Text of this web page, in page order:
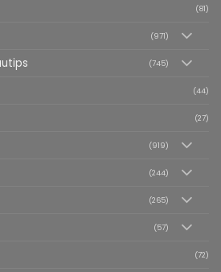
(81)
(971)
(745)
(44)
(27)
(919)
(244)
(265)
(57)
(72)